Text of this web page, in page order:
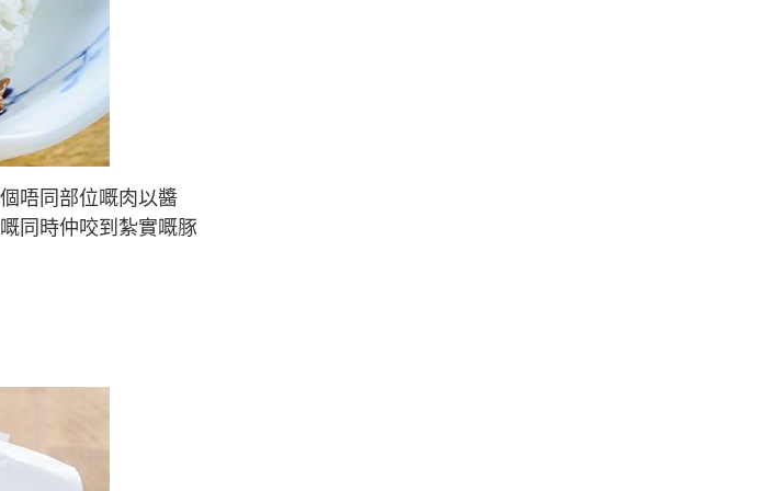
唔同部位嘅肉以醬
同時仲咬到紮實嘅豚